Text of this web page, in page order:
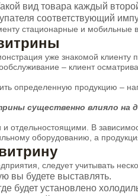
вид товара каждый
соответствующий
стационарные и мобильные
уже знакомой клиенту
– клиент
определенную продукцию –
существенно влияло на
В
оборудованию, а
следует учитывать
вы будете выставлять.
будет установлено